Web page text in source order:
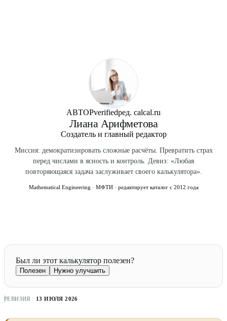
АВТОРverifiedред. calcal.ru
Лиана Арифметова
Создатель и главный редактор
Миссия: демократизировать сложные расчёты. Превратить страх
перед числами в ясность и контроль. Девиз: «Любая
повторяющаяся задача заслуживает своего калькулятора».
Mathematical Engineering · МФТИ · редактирует каталог с 2012 года
Был ли этот калькулятор полезен?
Полезен Нужно улучшить
РЕВИЗИЯ · 13 ИЮЛЯ 2026